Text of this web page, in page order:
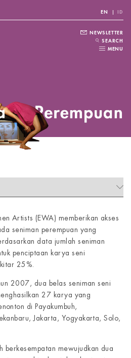
EN ID
NEWSLETTER
SEARCH
MENU
Artists (EWA) memberikan akses
seniman perempuan yang
data jumlah seniman
penciptaan karya seni
25%.
2007, dua belas seniman seni
27 karya yang
di Payakumbuh,
Jakarta, Yogyakarta, Solo,
berkesempatan mewujudkan dua